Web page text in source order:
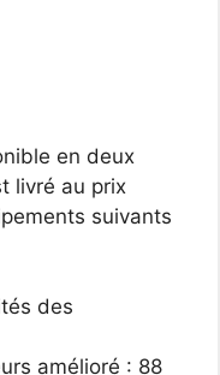
en deux
livré au prix
suivants
des
amélioré : 88